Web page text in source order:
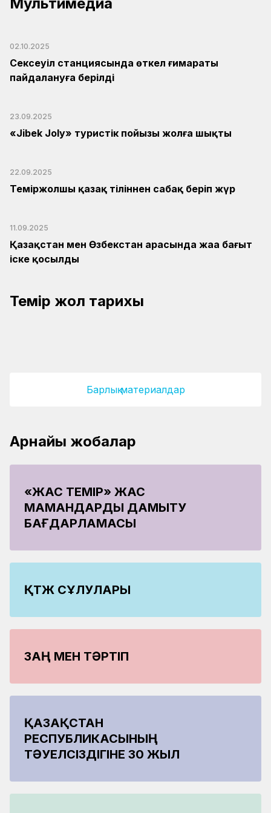
02.10.2025
Сексеуіл станциясында өткел ғимараты
пайдалануға берілді
23.09.2025
«Jibek Joly» туристік пойызы жолға шықты
22.09.2025
Теміржолшы қазақ тіліннен сабақ беріп жүр
11.09.2025
Қазақстан мен Өзбекстан арасында жаңа бағыт
іске қосылды
Темір жол тарихы
Теміржолдың жырын жырлап, мұңын мұңдаған
қаламгер
Майталман теміржолшы Әнуарбек
Барлық материалдар
Арнайы жобалар
«ЖАС ТЕМІР» ЖАС
МАМАНДАРДЫ ДАМЫТУ
БАҒДАРЛАМАСЫ
ҚТЖ СҰЛУЛАРЫ
ЗАҢ МЕН ТӘРТІП
ҚАЗАҚСТАН
РЕСПУБЛИКАСЫНЫҢ
ТӘУЕЛСІЗДІГІНЕ 30 ЖЫЛ